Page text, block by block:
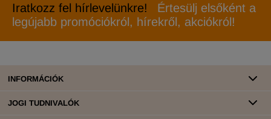
Iratkozz fel hírlevelünkre!
Értesülj elsőként a
legújabb promóciókról, hírekről, akciókról!
INFORMÁCIÓK
JOGI TUDNIVALÓK